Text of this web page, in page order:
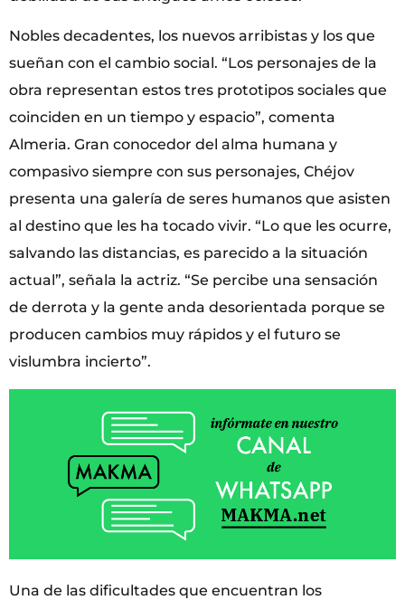
Nobles decadentes, los nuevos arribistas y los que
sueñan con el cambio social. “Los personajes de la
obra representan estos tres prototipos sociales que
coinciden en un tiempo y espacio”, comenta
Almeria. Gran conocedor del alma humana y
compasivo siempre con sus personajes, Chéjov
presenta una galería de seres humanos que asisten
al destino que les ha tocado vivir. “Lo que les ocurre,
salvando las distancias, es parecido a la situación
actual”, señala la actriz. “Se percibe una sensación
de derrota y la gente anda desorientada porque se
producen cambios muy rápidos y el futuro se
vislumbra incierto”.
Una de las dificultades que encuentran los